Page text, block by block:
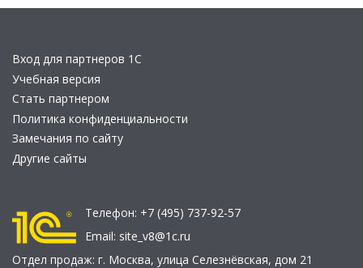
Вход для партнеров 1С
Учебная версия
Стать партнером
Политика конфиденциальности
Замечания по сайту
Другие сайты
Телефон: +7 (495) 737-92-57
Email: site_v8@1c.ru
Отдел продаж: г. Москва, улица Селезнёвская, дом 21